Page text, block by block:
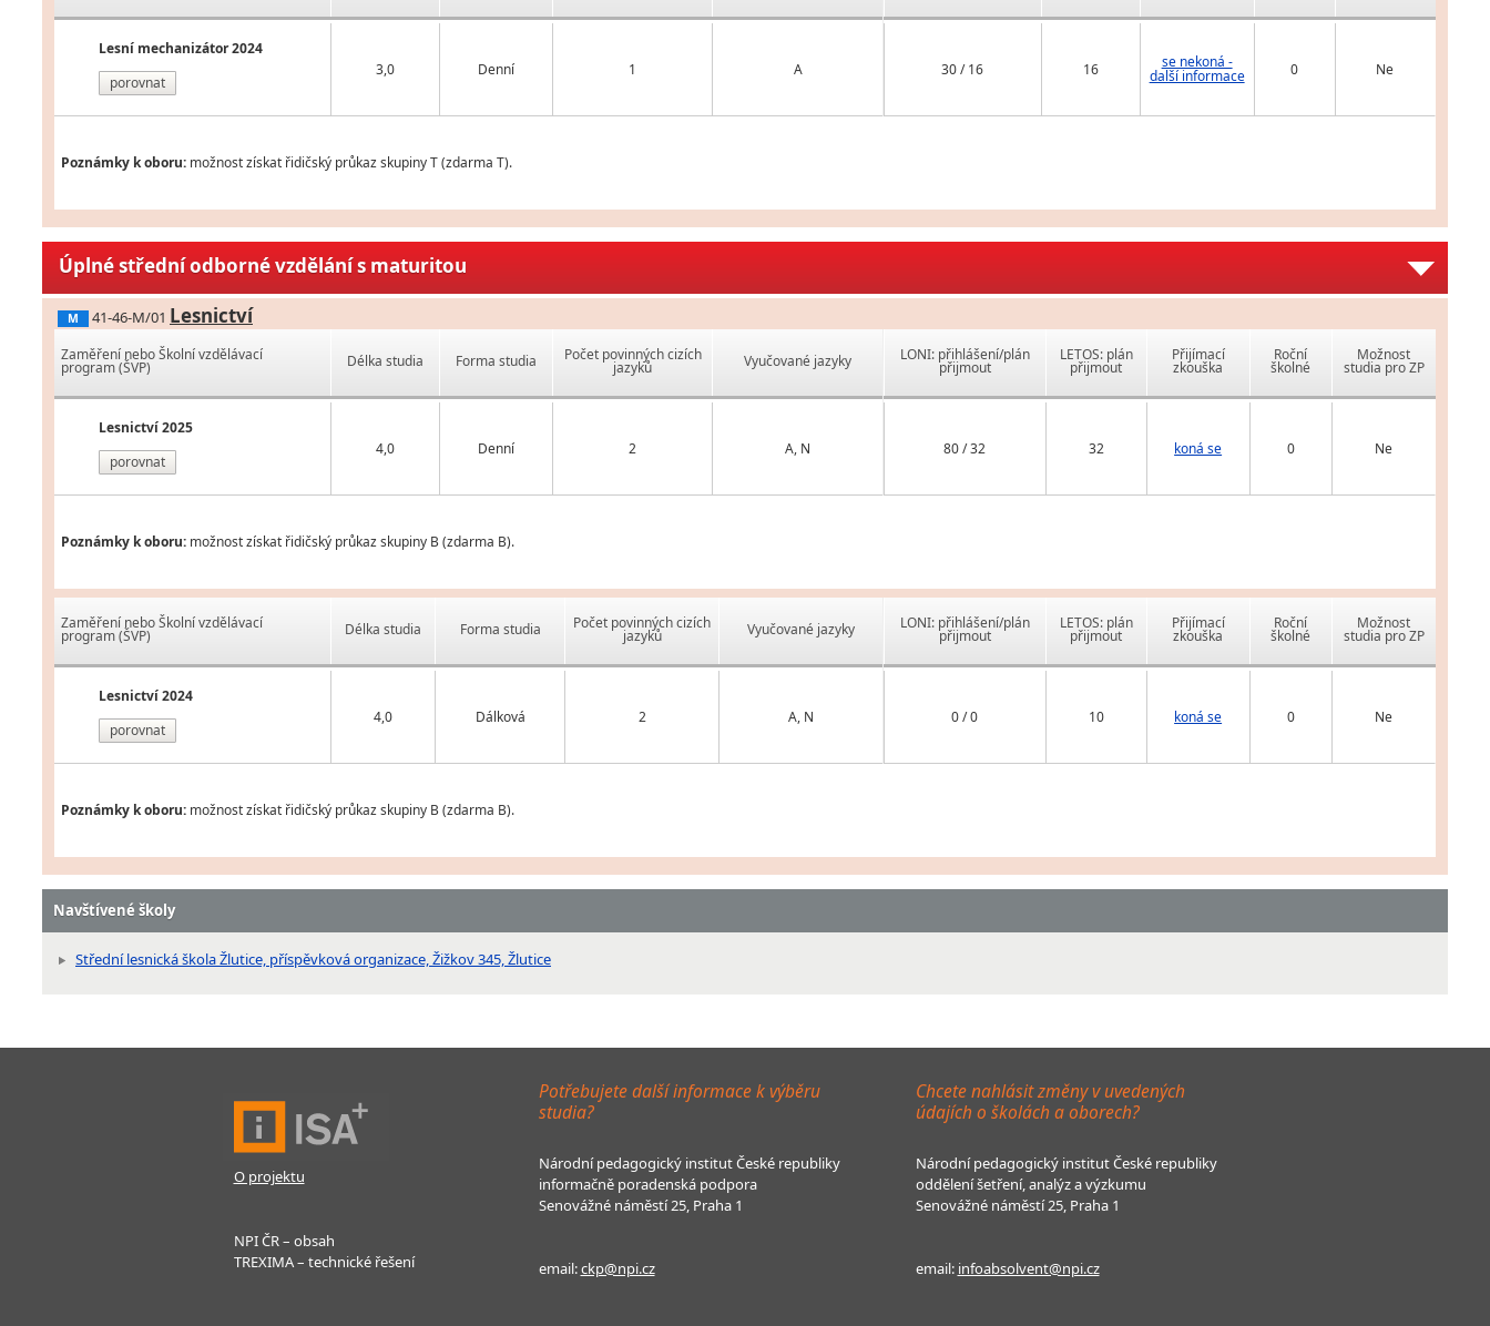
Lesní mechanizátor 2024
porovnat
3,0 Denní 1 A 30 / 16 16 se nekoná -
další informace 0 Ne
Poznámky k oboru: možnost získat řidičský průkaz skupiny T (zdarma T).
Úplné střední odborné vzdělání s maturitou
M 41-46-M/01 Lesnictví
Zaměření nebo Školní vzdělávací
program (ŠVP)
Lesnictví 2025
porovnat
Délka studia Forma studia Počet povinných cizích
jazyků Vyučované jazyky
4,0 Denní 2 A, N
LONI: přihlášení/plán
přijmout
LETOS: plán
přijmout
Přijímací
zkouška
Roční
školné
Možnost
studia pro ZP
80 / 32 32 koná se 0 Ne
Poznámky k oboru: možnost získat řidičský průkaz skupiny B (zdarma B).
Zaměření nebo Školní vzdělávací
program (ŠVP)
Lesnictví 2024
porovnat
Délka studia Forma studia Počet povinných cizích
jazyků Vyučované jazyky
4,0 Dálková 2 A, N
LONI: přihlášení/plán
přijmout
LETOS: plán
přijmout
Přijímací
zkouška
Roční
školné
Možnost
studia pro ZP
0 / 0 10 koná se 0 Ne
Poznámky k oboru: možnost získat řidičský průkaz skupiny B (zdarma B).
Navštívené školy
Střední lesnická škola Žlutice, příspěvková organizace, Žižkov 345, Žlutice
O projektu
NPI ČR – obsah
TREXIMA – technické řešení
Potřebujete další informace k výběru
studia?
Národní pedagogický institut České republiky
informačně poradenská podpora
Senovážné náměstí 25, Praha 1
email:ckp@npi.cz
Chcete nahlásit změny v uvedených
údajích o školách a oborech?
Národní pedagogický institut České republiky
oddělení šetření, analýz a výzkumu
Senovážné náměstí 25, Praha 1
email: infoabsolvent@npi.cz